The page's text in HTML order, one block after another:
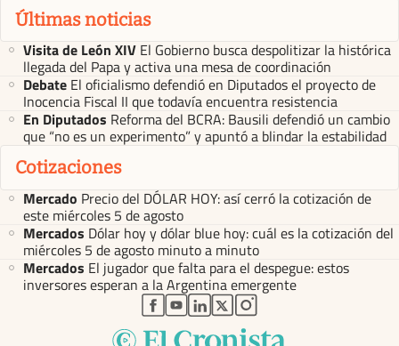
Últimas noticias
Visita de León XIV El Gobierno busca despolitizar la histórica
llegada del Papa y activa una mesa de coordinación
Debate El oficialismo defendió en Diputados el proyecto de
Inocencia Fiscal II que todavía encuentra resistencia
En Diputados Reforma del BCRA: Bausili defendió un cambio
que “no es un experimento” y apuntó a blindar la estabilidad
Cotizaciones
Mercado Precio del DÓLAR HOY: así cerró la cotización de
este miércoles 5 de agosto
Mercados Dólar hoy y dólar blue hoy: cuál es la cotización del
miércoles 5 de agosto minuto a minuto
Mercados El jugador que falta para el despegue: estos
inversores esperan a la Argentina emergente
abre en nueva pestaña
abre en nueva pestaña
abre en nueva pestaña
abre en nueva pestaña
abre en nueva pestaña